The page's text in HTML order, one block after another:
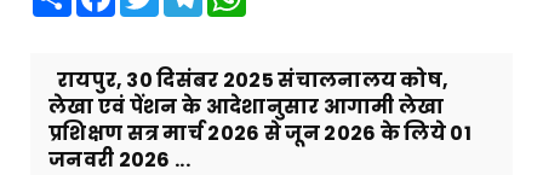
रायपुर, 30 दिसंबर 2025 संचालनालय कोष,
लेखा एवं पेंशन के आदेशानुसार आगामी लेखा
प्रशिक्षण सत्र मार्च 2026 से जून 2026 के लिये 01
जनवरी 2026 ...